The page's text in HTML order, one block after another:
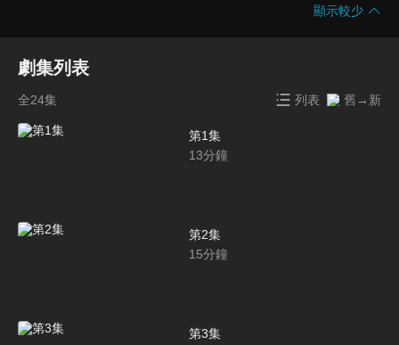
顯示較少
劇集列表
全24集 列表 舊→新
第1集
13分鐘
第2集
15分鐘
第3集